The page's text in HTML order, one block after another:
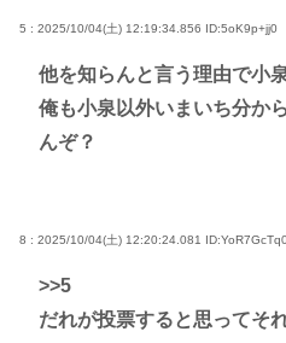
5 : 2025/10/04(土) 12:19:34.856 ID:5oK9p+jj0
他を知らんと言う理由で小
俺も小泉以外いまいち分か
んぞ？
8 : 2025/10/04(土) 12:20:24.081
>>5
だれが投票すると思ってそ